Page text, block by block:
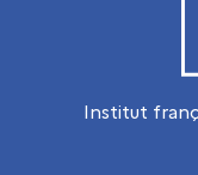
Institut